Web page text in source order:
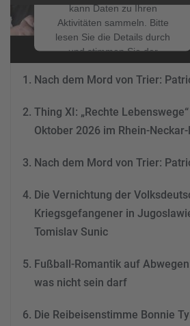
kann Daten zu Ihren
Aktivitäten sammeln. Bitte
lesen Sie die Details durch
und stimmen Sie der
Nutzung des Service zu, um
dieses Video anzusehen.
Mehr Informationen
Consent Management
NEUESTE BEITRÄGE
Nach dem Mord von Trier:
Thing XI: „Rechte
Oktober 2026 im Rhein-Neckar-
Nach dem Mord von Trier:
Die Vernichtung der
Kriegsgefangener in
Tomislav Sunic
Fußball-Romantik auf
was nicht sein darf
Die Reibeisenstimme Bonnie